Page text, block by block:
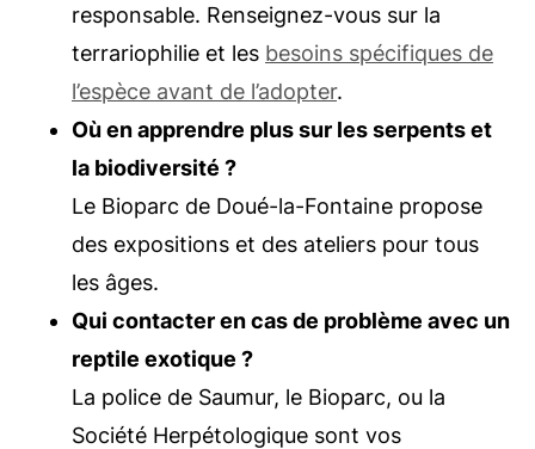
responsable. Renseignez-vous sur la
terrariophilie et les besoins spécifiques de
l’espèce avant de l’adopter.
Où en apprendre plus sur les serpents et
la biodiversité ?
Le Bioparc de Doué-la-Fontaine propose
des expositions et des ateliers pour tous
les âges.
Qui contacter en cas de problème avec un
reptile exotique ?
La police de Saumur, le Bioparc, ou la
Société Herpétologique sont vos